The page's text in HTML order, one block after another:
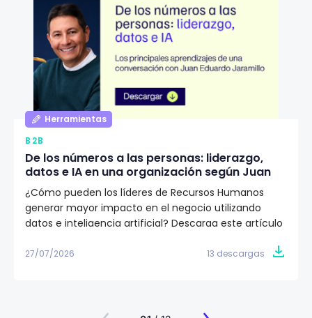
Herramientas
B2B
De los números a las personas: liderazgo,
datos e IA en una organización según Juan
Eduardo Jaramillo
¿Cómo pueden los líderes de Recursos Humanos
generar mayor impacto en el negocio utilizando
datos e inteligencia artificial? Descarga este artículo
VP de Talento Humano en Emtelco, sobre el papel del
27/07/2026 13 descargas